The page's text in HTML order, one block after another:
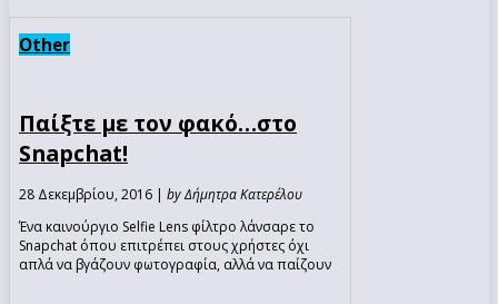
Other
Παίξτε με τον φακό…στο
Snapchat!
28 Δεκεμβρίου, 2016 | by Δήμητρα Κατερέλου
Ένα καινούργιο Selfie Lens φίλτρο λάνσαρε το
Snapchat όπου επιτρέπει στους χρήστες όχι
απλά να βγάζουν φωτογραφία, αλλά να παίζουν